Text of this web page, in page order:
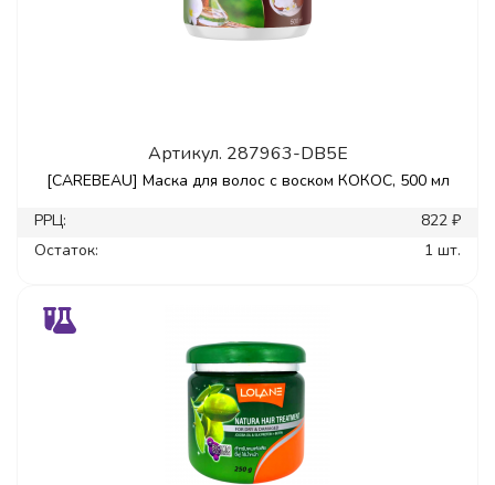
Артикул. 287963-DB5E
[CAREBEAU] Маска для волос с воском КОКОС, 500 мл
РРЦ:
822 ₽
Остаток:
1 шт.